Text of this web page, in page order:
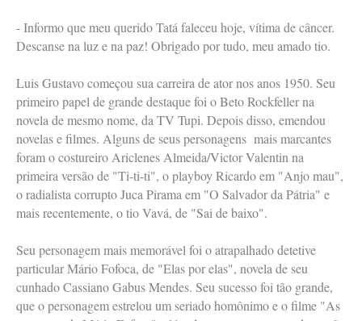
- Informo que meu querido Tatá faleceu hoje, vítima de câncer.
Descanse na luz e na paz! Obrigado por tudo, meu amado tio.
Luis Gustavo começou sua carreira de ator nos anos 1950. Seu
primeiro papel de grande destaque foi o Beto Rockfeller na
novela de mesmo nome, da TV Tupi. Depois disso, emendou
novelas e filmes. Alguns de seus personagens mais marcantes
foram o costureiro Ariclenes Almeida/Victor Valentin na
primeira versão de "Ti-ti-ti", o playboy Ricardo em "Anjo mau",
o radialista corrupto Juca Pirama em "O Salvador da Pátria" e
mais recentemente, o tio Vavá, de "Sai de baixo".
Seu personagem mais memorável foi o atrapalhado detetive
particular Mário Fofoca, de "Elas por elas", novela de seu
cunhado Cassiano Gabus Mendes. Seu sucesso foi tão grande,
que o personagem estrelou um seriado homônimo e o filme "As